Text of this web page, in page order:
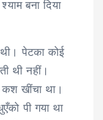
बना दिया
थी। पेटका कोई
थी नहीं।
खींचा था।
पी गया था